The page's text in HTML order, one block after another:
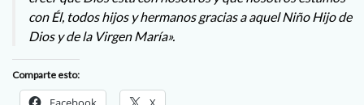
con Él, todos hijos y hermanos gracias a aquel Niño Hijo de
Dios y de la Virgen María».
Comparte esto: